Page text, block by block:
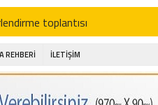
toplantısı
ziyaret etti
REHBERİ İLETİŞİM